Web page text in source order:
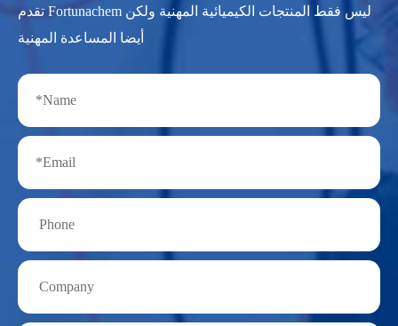
تقدم Fortunachem ليس فقط المنتجات الكيميائية المهنية ولكن
أيضا المساعدة المهنية